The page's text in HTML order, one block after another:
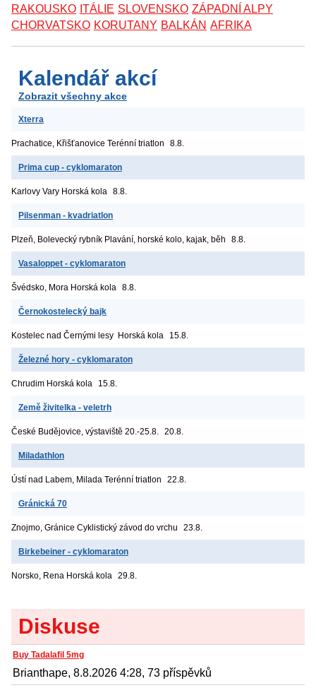
RAKOUSKO ITÁLIE SLOVENSKO ZÁPADNÍ ALPY
CHORVATSKO KORUTANY BALKÁN AFRIKA
Kalendář akcí
Zobrazit všechny akce
Xterra
Prachatice, Křišťanovice Terénní triatlon 8.8.
Prima cup - cyklomaraton
Karlovy Vary Horská kola 8.8.
Pilsenman - kvadriatlon
Plzeň, Bolevecký rybník Plavání, horské kolo, kajak, běh 8.8.
Vasaloppet - cyklomaraton
Švédsko, Mora Horská kola 8.8.
Černokostelecký bajk
Kostelec nad Černými lesy Horská kola 15.8.
Železné hory - cyklomaraton
Chrudim Horská kola 15.8.
Země živitelka - veletrh
České Budějovice, výstaviště 20.-25.8. 20.8.
Miladathlon
Ústí nad Labem, Milada Terénní triatlon 22.8.
Gránická 70
Znojmo, Gránice Cyklistický závod do vrchu 23.8.
Birkebeiner - cyklomaraton
Norsko, Rena Horská kola 29.8.
Diskuse
Buy Tadalafil 5mg
Brianthape, 8.8.2026 4:28, 73 příspěvků